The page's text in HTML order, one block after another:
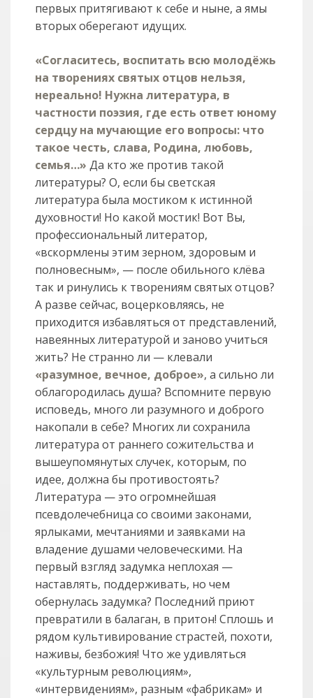
первых притягивают к себе и ныне, а ямы
вторых оберегают идущих.
«Согласитесь, воспитать всю молодёжь
на творениях святых отцов нельзя,
нереально! Нужна литература, в
частности поэзия, где есть ответ юному
сердцу на мучающие его вопросы: что
такое честь, слава, Родина, любовь,
семья…» Да кто же против такой
литературы? О, если бы светская
литература была мостиком к истинной
духовности! Но какой мостик! Вот Вы,
профессиональный литератор,
«вскормлены этим зерном, здоровым и
полновесным», — после обильного клёва
так и ринулись к творениям святых отцов?
А разве сейчас, воцерковляясь, не
приходится избавляться от представлений,
навеянных литературой и заново учиться
жить? Не странно ли — клевали
«разумное, вечное, доброе», а сильно ли
облагородилась душа? Вспомните первую
исповедь, много ли разумного и доброго
накопали в себе? Многих ли сохранила
литература от раннего сожительства и
вышеупомянутых случек, которым, по
идее, должна бы противостоять?
Литература — это огромнейшая
псевдолечебница со своими законами,
ярлыками, мечтаниями и заявками на
владение душами человеческими. На
первый взгляд задумка неплохая —
наставлять, поддерживать, но чем
обернулась задумка? Последний приют
превратили в балаган, в притон! Сплошь и
рядом культивирование страстей, похоти,
наживы, безбожия! Что же удивляться
«культурным революциям»,
«интервидениям», разным «фабрикам» и